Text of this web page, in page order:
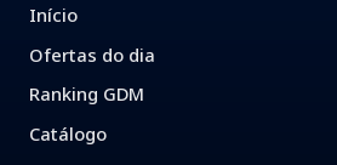
Início
Ofertas do dia
Ranking GDM
Catálogo